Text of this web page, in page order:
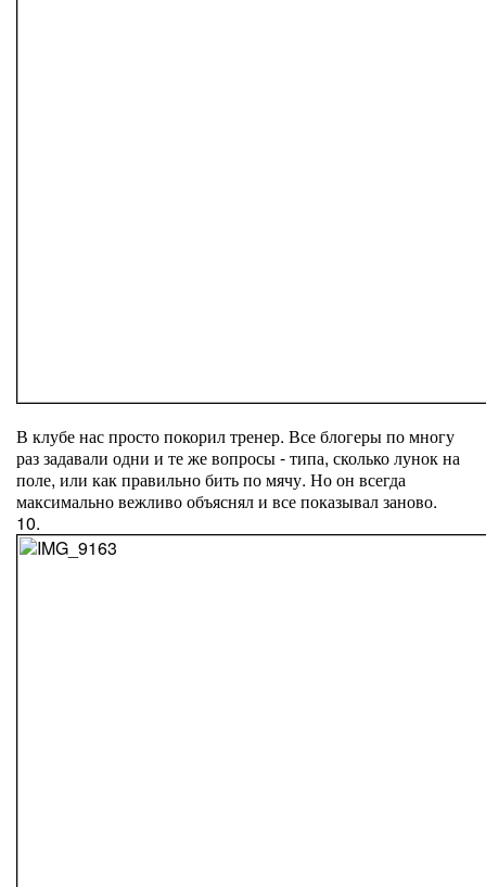
В клубе нас просто покорил тренер. Все блогеры по многу
раз задавали одни и те же вопросы - типа, сколько лунок на
поле, или как правильно бить по мячу. Но он всегда
максимально вежливо объяснял и все показывал заново.
10.